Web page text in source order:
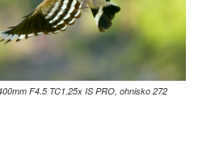
F4.5 TC1.25x IS PRO, ohnisko 272